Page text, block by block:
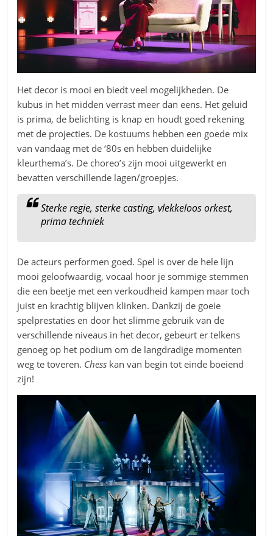
Het decor is mooi en biedt veel mogelijkheden. De
kubus in het midden verrast meer dan eens. Het geluid
is prima, de belichting is knap en houdt goed rekening
met de projecties. De kostuums hebben een goede mix
van vandaag met de ‘80s en hebben duidelijke
kleurthema’s. De choreo’s zijn mooi uitgewerkt en
bevatten verschillende lagen/groepjes.
Sterke regie, sterke casting, vlekkeloos orkest,
prima techniek
De acteurs performen goed. Spel is over de hele lijn
mooi geloofwaardig, vocaal hoor je sommige stemmen
die een beetje met een verkoudheid kampen maar toch
juist en krachtig blijven klinken. Dankzij de goeie
spelprestaties en door het slimme gebruik van de
verschillende niveaus in het decor, gebeurt er telkens
genoeg op het podium om de langdradige momenten
weg te toveren. Chess kan van begin tot einde boeiend
zijn!